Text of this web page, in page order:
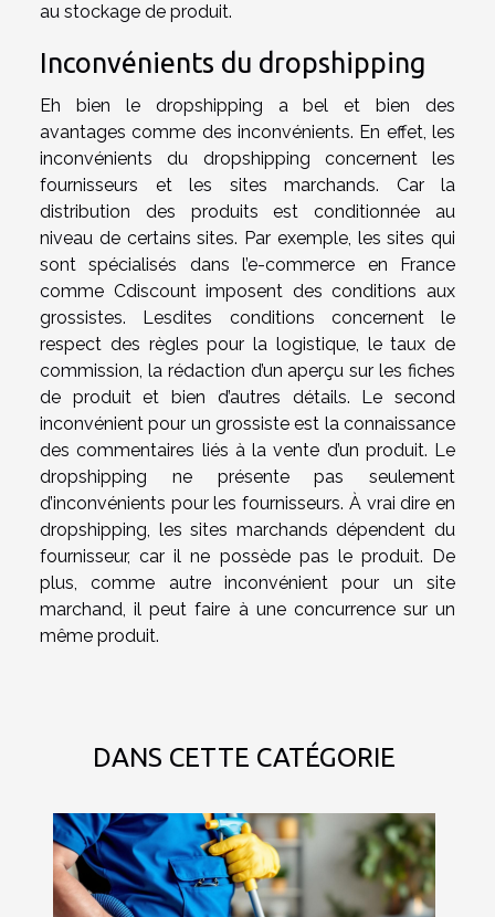
au stockage de produit.
Inconvénients du dropshipping
Eh bien le dropshipping a bel et bien des
avantages comme des inconvénients. En effet, les
inconvénients du dropshipping concernent les
fournisseurs et les sites marchands. Car la
distribution des produits est conditionnée au
niveau de certains sites. Par exemple, les sites qui
sont spécialisés dans l’e-commerce en France
comme Cdiscount imposent des conditions aux
grossistes. Lesdites conditions concernent le
respect des règles pour la logistique, le taux de
commission, la rédaction d’un aperçu sur les fiches
de produit et bien d’autres détails. Le second
inconvénient pour un grossiste est la connaissance
des commentaires liés à la vente d’un produit. Le
dropshipping ne présente pas seulement
d’inconvénients pour les fournisseurs. À vrai dire en
dropshipping, les sites marchands dépendent du
fournisseur, car il ne possède pas le produit. De
plus, comme autre inconvénient pour un site
marchand, il peut faire à une concurrence sur un
même produit.
DANS CETTE CATÉGORIE